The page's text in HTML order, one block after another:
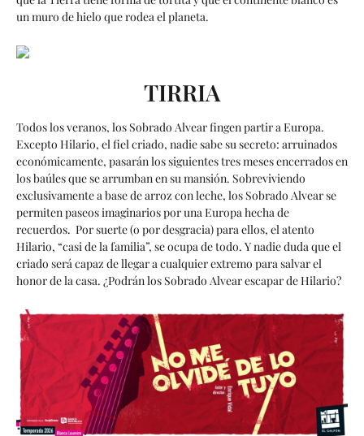
un muro de hielo que rodea el planeta.
TIRRIA
Todos los veranos, los Sobrado Alvear fingen partir a Europa.
Excepto Hilario, el fiel criado, nadie sabe su secreto: arruinados
económicamente, pasarán los siguientes tres meses encerrados en
los baúles que se arrumban en su mansión. Sobreviviendo
exclusivamente a base de arroz con leche, los Sobrado Alvear se
permiten paseos imaginarios por una Europa hecha de
recuerdos. Por suerte (o por desgracia) para ellos, el atento
Hilario, “casi de la familia”, se ocupa de todo. Y nadie duda que el
criado será capaz de llegar a cualquier extremo para salvar el
honor de la casa. ¿Podrán los Sobrado Alvear escapar de Hilario?